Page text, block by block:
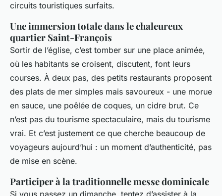
circuits touristiques surfaits.
Une immersion totale dans le chaleureux
quartier Saint-François
Sortir de l’église, c’est tomber sur une place animée,
où les habitants se croisent, discutent, font leurs
courses. À deux pas, des petits restaurants proposent
des plats de mer simples mais savoureux - une morue
en sauce, une poêlée de coques, un cidre brut. Ce
n’est pas du tourisme spectaculaire, mais du tourisme
vrai. Et c’est justement ce que cherche beaucoup de
voyageurs aujourd’hui : un moment d’authenticité, pas
de mise en scène.
Participer à la traditionnelle messe dominicale